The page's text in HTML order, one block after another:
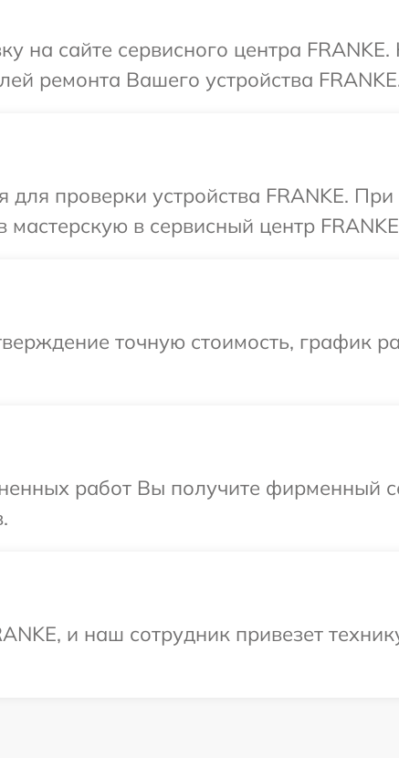
на сайте сервисного центра
ремонта Вашего устройства
проверки устройства FRANKE. При
в сервисный центр
точную стоимость, график
работ Вы получите фирменный
и наш сотрудник привезет